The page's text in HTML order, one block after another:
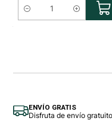
Cantidad
ENVÍO GRATIS
Disfruta de envío